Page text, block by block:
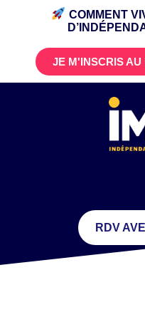
COMMENT
JE M'INSCRIS
RDV